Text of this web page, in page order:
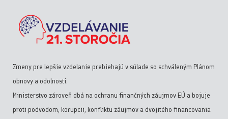
Zmeny pre lepšie vzdelanie prebiehajú v súlade so schváleným Plánom
obnovy a odolnosti.
Ministerstvo zároveň dbá na ochranu finančných záujmov EÚ a bojuje
proti podvodom, korupcii, konfliktu záujmov a dvojitého financovania